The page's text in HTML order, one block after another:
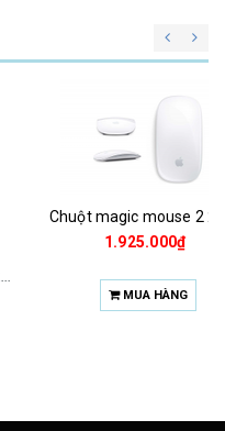
Chuột magic mouse 2 2021 za/a
1.925.000₫
MUA HÀNG